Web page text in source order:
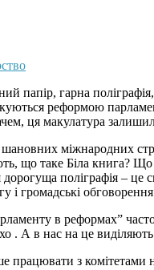
папір, гарна
реформою
ця макулатура
міжнародних
що таке Біла книга? Що
поліграфія – це
і громадські
в реформах”
. А в нас на це
працювати з комітетами